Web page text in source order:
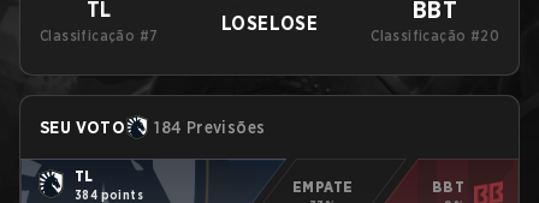
TL
Classificação #7
LOSELOSE BBT
Classificação #20
SEU VOTO 184 Previsões
TL
384 points
EMPATE BBT